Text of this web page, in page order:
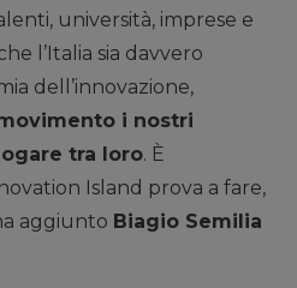
università, imprese e
l’Italia sia davvero
dell’innovazione,
i nostri
tra loro. È
Island prova a fare,
aggiunto Biagio Semilia